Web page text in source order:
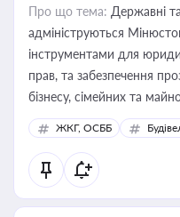
Про що тема: Державні
адмініструються
інструментами для
прав, та забезпечення
бізнесу, сімейних та
ЖКГ, ОСББ